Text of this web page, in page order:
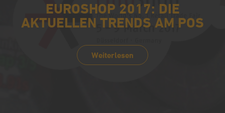
EUROSHOP 2017: DIE
AKTUELLEN TRENDS AM POS
Weiterlesen